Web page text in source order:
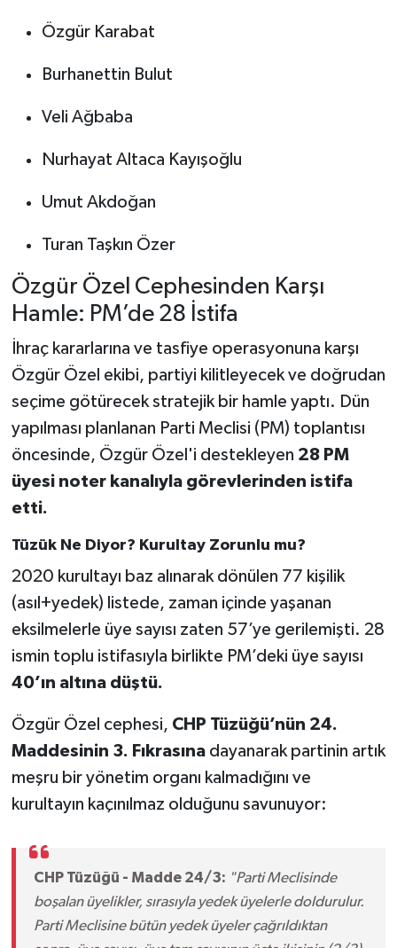
Özgür Karabat
Burhanettin Bulut
Veli Ağbaba
Nurhayat Altaca Kayışoğlu
Umut Akdoğan
Turan Taşkın Özer
Özgür Özel Cephesinden Karşı
Hamle: PM’de 28 İstifa
İhraç kararlarına ve tasfiye operasyonuna karşı
Özgür Özel ekibi, partiyi kilitleyecek ve doğrudan
seçime götürecek stratejik bir hamle yaptı. Dün
yapılması planlanan Parti Meclisi (PM) toplantısı
öncesinde, Özgür Özel'i destekleyen 28 PM
üyesi noter kanalıyla görevlerinden istifa
etti.
Tüzük Ne Diyor? Kurultay Zorunlu mu?
2020 kurultayı baz alınarak dönülen 77 kişilik
(asıl+yedek) listede, zaman içinde yaşanan
eksilmelerle üye sayısı zaten 57’ye gerilemişti. 28
ismin toplu istifasıyla birlikte PM’deki üye sayısı
40’ın altına düştü.
Özgür Özel cephesi, CHP Tüzüğü’nün 24.
Maddesinin 3. Fıkrasınadayanarak partinin artık
meşru bir yönetim organı kalmadığını ve
kurultayın kaçınılmaz olduğunu savunuyor:
CHP Tüzüğü - Madde 24/3: "Parti Meclisinde
boşalan üyelikler, sırasıyla yedek üyelerle doldurulur.
Parti Meclisine bütün yedek üyeler çağrıldıktan